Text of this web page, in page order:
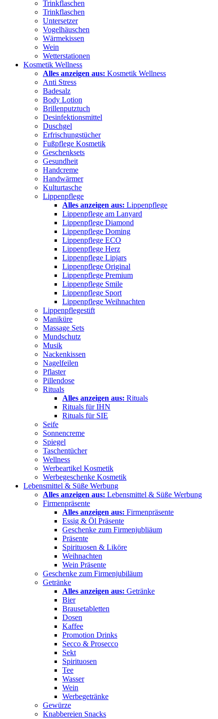
Trinkflaschen
Trinkflaschen
Untersetzer
Vogelhäuschen
Wärmekissen
Wein
Wetterstationen
Kosmetik Wellness
Alles anzeigen aus: Kosmetik Wellness
Anti Stress
Badesalz
Body Lotion
Brillenputztuch
Desinfektionsmittel
Duschgel
Erfrischungstücher
Fußpflege Kosmetik
Geschenksets
Gesundheit
Handcreme
Handwärmer
Kulturtasche
Lippenpflege
Alles anzeigen aus: Lippenpflege
Lippenpflege am Lanyard
Lippenpflege Diamond
Lippenpflege Doming
Lippenpflege ECO
Lippenpflege Herz
Lippenpflege Lipjars
Lippenpflege Original
Lippenpflege Premium
Lippenpflege Smile
Lippenpflege Sport
Lippenpflege Weihnachten
Lippenpflegestift
Maniküre
Massage Sets
Mundschutz
Musik
Nackenkissen
Nagelfeilen
Pflaster
Pillendose
Rituals
Alles anzeigen aus: Rituals
Rituals für IHN
Rituals für SIE
Seife
Sonnencreme
Spiegel
Taschentücher
Wellness
Werbeartikel Kosmetik
Werbegeschenke Kosmetik
Lebensmittel & Süße Werbung
Alles anzeigen aus: Lebensmittel & Süße Werbung
Firmenpräsente
Alles anzeigen aus: Firmenpräsente
Essig & Öl Präsente
Geschenke zum Firmenjubliäum
Präsente
Spirituosen & Liköre
Weihnachten
Wein Präsente
Geschenke zum Firmenjubiläum
Getränke
Alles anzeigen aus: Getränke
Bier
Brausetabletten
Dosen
Kaffee
Promotion Drinks
Secco & Prosecco
Sekt
Spirituosen
Tee
Wasser
Wein
Werbegetränke
Gewürze
Knabbereien Snacks